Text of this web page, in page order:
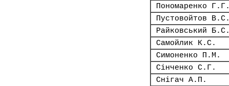
Пономаренко Г.Г.
Пустовойтов В.С.
Райковський Б.С.
Самойлик К.С.
Симоненко П.М.
Сінченко С.Г.
Снігач А.П.